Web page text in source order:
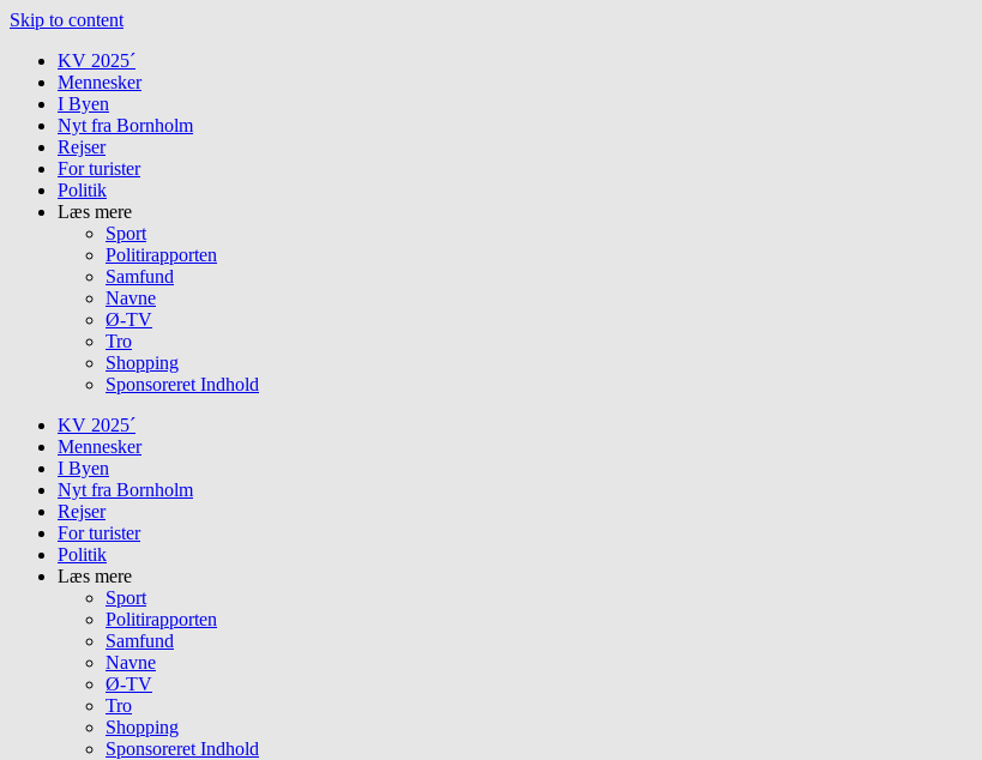
Skip to content
KV 2025´
Mennesker
I Byen
Nyt fra Bornholm
Rejser
For turister
Politik
Læs mere
Sport
Politirapporten
Samfund
Navne
Ø-TV
Tro
Shopping
Sponsoreret Indhold
KV 2025´
Mennesker
I Byen
Nyt fra Bornholm
Rejser
For turister
Politik
Læs mere
Sport
Politirapporten
Samfund
Navne
Ø-TV
Tro
Shopping
Sponsoreret Indhold